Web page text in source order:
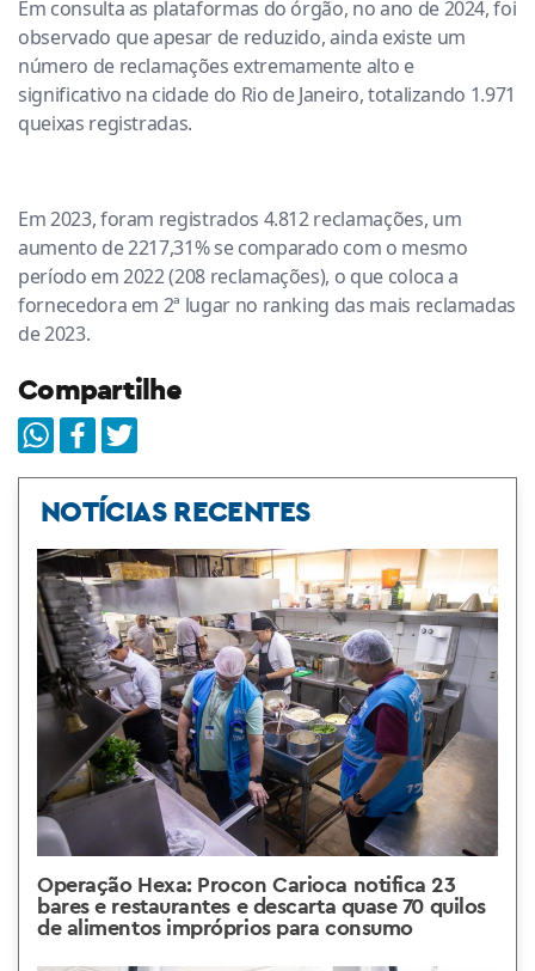
Em consulta as plataformas do órgão, no ano de 2024, foi
observado que apesar de reduzido, ainda existe um
número de reclamações extremamente alto e
significativo na cidade do Rio de Janeiro, totalizando 1.971
queixas registradas.
Em 2023, foram registrados 4.812 reclamações, um
aumento de 2217,31% se comparado com o mesmo
período em 2022 (208 reclamações), o que coloca a
fornecedora em 2ª lugar no ranking das mais reclamadas
de 2023.
Compartilhe
NOTÍCIAS RECENTES
Operação Hexa: Procon Carioca notifica 23
bares e restaurantes e descarta quase 70 quilos
de alimentos impróprios para consumo